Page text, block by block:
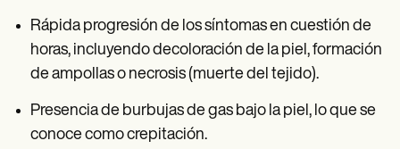
Rápida progresión de los síntomas en cuestión de
horas, incluyendo decoloración de la piel, formación
de ampollas o necrosis (muerte del tejido).
Presencia de burbujas de gas bajo la piel, lo que se
conoce como crepitación.